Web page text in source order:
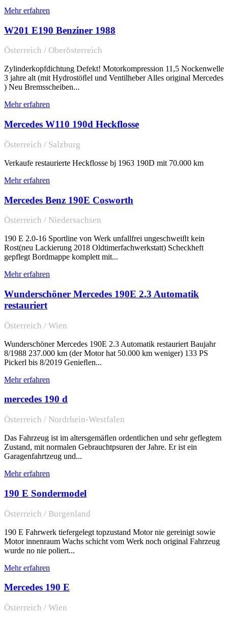
Mehr erfahren
W201 E190 Benziner 1988
Österreich / Oberösterreich
Zylinderkopfdichtung Defekt! Motorkompression 11,5 Nockenwelle
3 jahre alt (mit Hydrostöﬂel und Ventilheber Alles original Mercedes
) Neu Bremsscheiben...
Mehr erfahren
Mercedes W110 190d Heckflosse
Österreich / Salzburg
Verkaufe restaurierte Heckflosse bj 1963 190D mit 70.000 km
Mehr erfahren
Mercedes Benz 190E Cosworth
Österreich / Niedersachsen
190 E 2.0-16 Sportline von Werk unfallfrei ungeschweiﬂt kein
Rost(neu Lackierung 2018 Oldtimerfachwerkstatt) Scheckheft
gepflegt Bordmappe komplett mit...
Mehr erfahren
Wunderschöner Mercedes 190E 2.3 Automatik
restauriert
Österreich / Wien
Wunderschöner Mercedes 190E 2.3 Automatik restauriert Baujahr
8/1988 237.000 km (der Motor hat 50.000 km weniger) 133 PS
Pickerl bis 8/2019 Genieﬂen...
Mehr erfahren
mercedes 190 d
Österreich / Nordrhein-Westfalen
Das Fahrzeug ist im altersgemäﬂen ordentlichen und sehr geflegtem
Zustand, mit normalen Gebrauchtpsuren der Jahre. Er ist ein
Garagenfahrtzeug und...
Mehr erfahren
190 E Sondermodel
Österreich / Burgenland
190 E Fahrwerk tiefergelegt topzustand Motor nie gereinigt sowie
Motor innenraum Wachs schicht vom Werk noch original Fahrzeug
wurde no nie poliert...
Mehr erfahren
Mercedes 190 E
Österreich / Wien